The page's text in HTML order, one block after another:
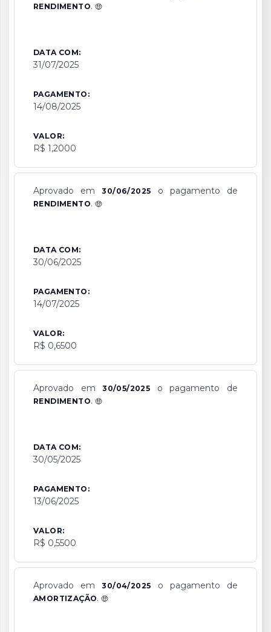
RENDIMENTO.
DATA COM:
31/07/2025
PAGAMENTO:
14/08/2025
VALOR:
R$ 1,2000
Aprovado em30/06/2025 o pagamento de
RENDIMENTO.
DATA COM:
30/06/2025
PAGAMENTO:
14/07/2025
VALOR:
R$ 0,6500
Aprovado em30/05/2025 o pagamento de
RENDIMENTO.
DATA COM:
30/05/2025
PAGAMENTO:
13/06/2025
VALOR:
R$ 0,5500
Aprovado em30/04/2025 o pagamento de
AMORTIZAÇÃO.